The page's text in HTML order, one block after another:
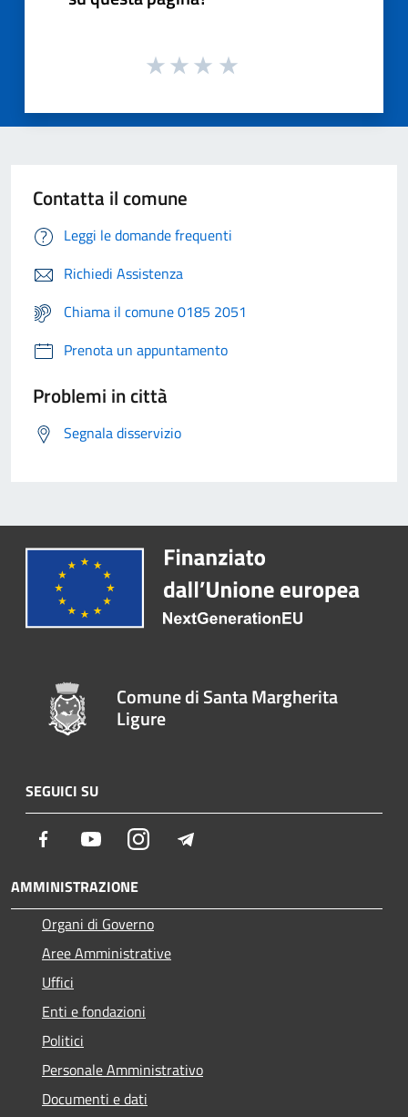
Contatta il comune
Leggi le domande frequenti
Richiedi Assistenza
Chiama il comune 0185 2051
Prenota un appuntamento
Problemi in città
Segnala disservizio
Comune di Santa Margherita
Ligure
SEGUICI SU
Facebook YoutubeInstagram
AMMINISTRAZIONE
Organi di Governo
Aree Amministrative
Uffici
Enti e fondazioni
Politici
Personale Amministrativo
Documenti e dati